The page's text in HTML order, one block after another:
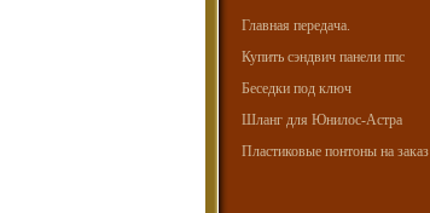
Главная передача.
Купить сэндвич панели ппс
Беседки под ключ
Шланг для Юнилос-Астра
Пластиковые понтоны на заказ